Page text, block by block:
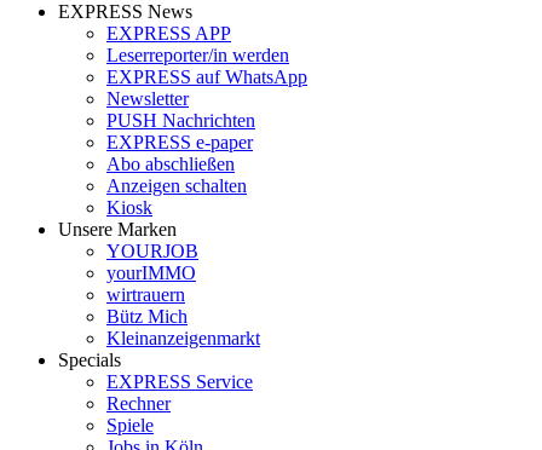
EXPRESS News
EXPRESS APP
Leserreporter/in werden
EXPRESS auf WhatsApp
Newsletter
PUSH Nachrichten
EXPRESS e-paper
Abo abschließen
Anzeigen schalten
Kiosk
Unsere Marken
YOURJOB
yourIMMO
wirtrauern
Bütz Mich
Kleinanzeigenmarkt
Specials
EXPRESS Service
Rechner
Spiele